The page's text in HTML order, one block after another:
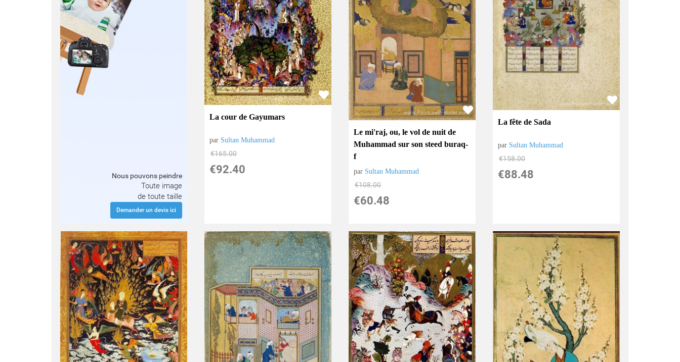
Nous pouvons peindre
Toute image
de toute taille
Demander un devis ici
La cour de Gayumars
par Sultan Muhammad
€165.00
€92.40
Le mi'raj, ou, le vol de nuit de
Muhammad sur son steed buraq-
f
par Sultan Muhammad
€108.00
€60.48
La fête de Sada
par Sultan Muhammad
€158.00
€88.48